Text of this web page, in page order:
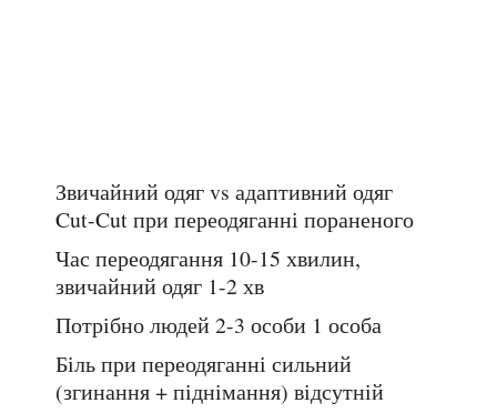
Звичайний одяг vs адаптивний одяг
Cut-Cut при переодяганні пораненого
Час переодягання 10-15 хвилин,
звичайний одяг 1-2 хв
Потрібно людей2-3 особи 1 особа
Біль при переодяганні сильний
(згинання + піднімання) відсутній